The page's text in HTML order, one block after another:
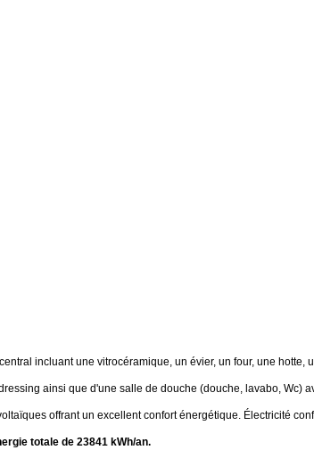
incluant une vitrocéramique, un évier, un four, une hotte,
ainsi que d'une salle de douche (douche, lavabo, Wc)
offrant un excellent confort énergétique. Électricité
totale de 23841 kWh/an.